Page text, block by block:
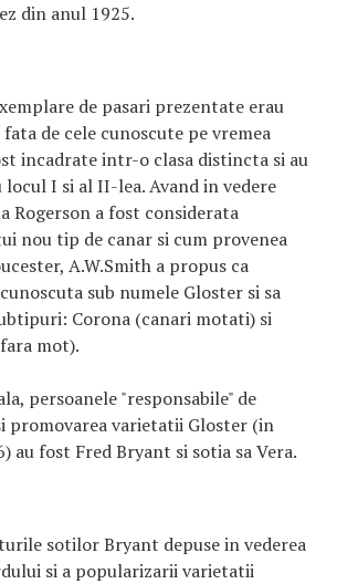
din anul 1925.
de pasari prezentate erau
de cele cunoscute pe vremea
incadrate intr-o clasa distincta si au
I si al II-lea. Avand in vedere
Rogerson a fost considerata
nou tip de canar si cum provenea
A.W.Smith a propus ca
sub numele Gloster si sa
Corona (canari motati) si
mot).
persoanele "responsabile" de
promovarea varietatii Gloster (in
au fost Fred Bryant si sotia sa Vera.
sotilor Bryant depuse in vederea
si a popularizarii varietatii